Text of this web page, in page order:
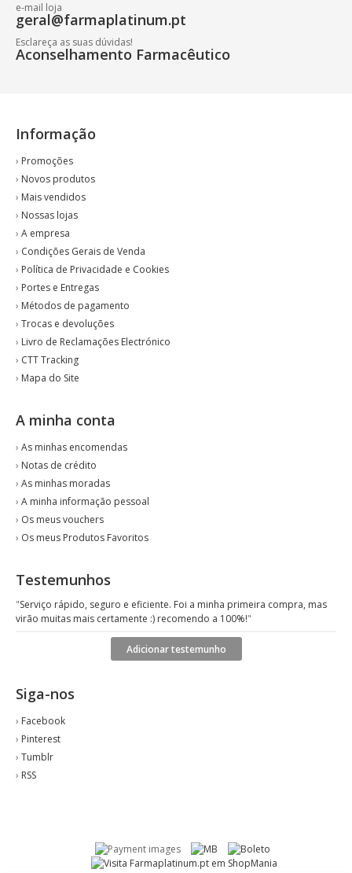
e-mail loja
geral@farmaplatinum.pt
Esclareça as suas dúvidas!
Aconselhamento Farmacêutico
Informação
› Promoções
› Novos produtos
› Mais vendidos
› Nossas lojas
› A empresa
› Condições Gerais de Venda
› Política de Privacidade e Cookies
› Portes e Entregas
› Métodos de pagamento
› Trocas e devoluções
› Livro de Reclamações Electrónico
› CTT Tracking
› Mapa do Site
A minha conta
› As minhas encomendas
› Notas de crédito
› As minhas moradas
› A minha informação pessoal
› Os meus vouchers
› Os meus Produtos Favoritos
Testemunhos
"Serviço rápido, seguro e eficiente. Foi a minha primeira compra, mas
virão muitas mais certamente :) recomendo a 100%!"
Adicionar testemunho
Siga-nos
› Facebook
› Pinterest
› Tumblr
› RSS